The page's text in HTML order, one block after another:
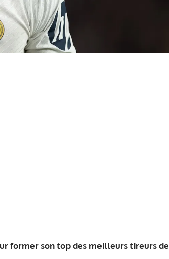
former son top des meilleurs tireurs de